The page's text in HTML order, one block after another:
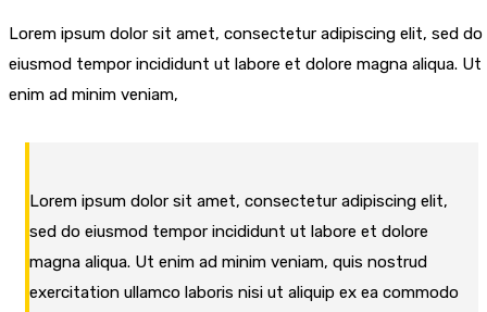
Lorem ipsum dolor sit amet, consectetur adipiscing elit, sed do
eiusmod tempor incididunt ut labore et dolore magna aliqua. Ut
enim ad minim veniam,
Lorem ipsum dolor sit amet, consectetur adipiscing elit,
sed do eiusmod tempor incididunt ut labore et dolore
magna aliqua. Ut enim ad minim veniam, quis nostrud
exercitation ullamco laboris nisi ut aliquip ex ea commodo